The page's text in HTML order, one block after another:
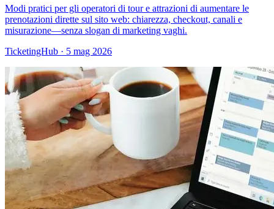
Modi pratici per gli operatori di tour e attrazioni di aumentare le
prenotazioni dirette sul sito web: chiarezza, checkout, canali e
misurazione—senza slogan di marketing vaghi.
TicketingHub · 5 mag 2026